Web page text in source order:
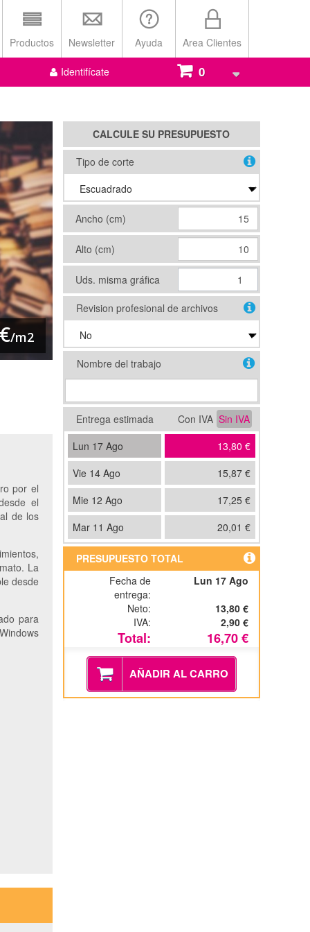
Productos Newsletter Ayuda Area Clientes
Identifícate 0
/m2
por el
el
de los
La
desde
para
CALCULE SU PRESUPUESTO
Tipo de corte
Ancho (cm)
Alto (cm)
Uds. misma gráfica
Revision profesional de archivos
Nombre del trabajo
Entrega estimada Con IVA Sin IVA
Lun 17 Ago
13,80 €
Vie 14 Ago
15,87 €
Mie 12 Ago
17,25 €
Mar 11 Ago
20,01 €
PRESUPUESTO TOTAL
Fecha de
entrega:
Lun 17 Ago
Neto:
13,80 €
IVA:
2,90 €
Total: 16,70 €
AÑADIR AL CARRO